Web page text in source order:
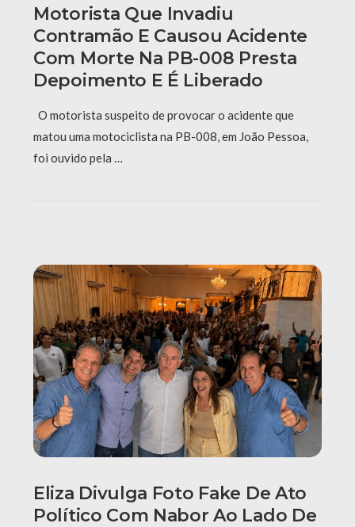
Motorista Que Invadiu
Contramão E Causou Acidente
Com Morte Na PB-008 Presta
Depoimento E É Liberado
O motorista suspeito de provocar o acidente que
matou uma motociclista na PB-008, em João Pessoa,
foi ouvido pela …
Eliza Divulga Foto Fake De Ato
Político Com Nabor Ao Lado De